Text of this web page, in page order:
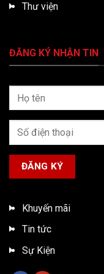
Thư viện
ĐĂNG KÝ NHẬN TIN
Khuyến mãi
Tin tức
Sự Kiện